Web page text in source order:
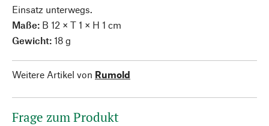
Einsatz unterwegs.
Maße: B 12 × T 1 × H 1 cm
Gewicht: 18 g
Weitere Artikel von Rumold
Frage zum Produkt